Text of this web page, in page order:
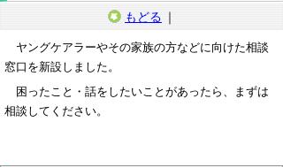
もどる ｜
ヤングケアラーやその家族の方などに向けた相談
窓口を新設しました。
困ったこと・話をしたいことがあったら、まずは
相談してください。